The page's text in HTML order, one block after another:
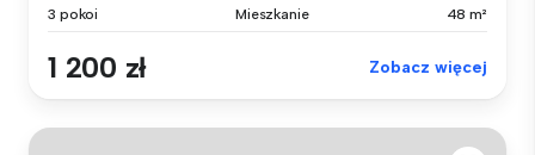
3 pokoi Mieszkanie 48 m²
1 200 zł Zobacz więcej